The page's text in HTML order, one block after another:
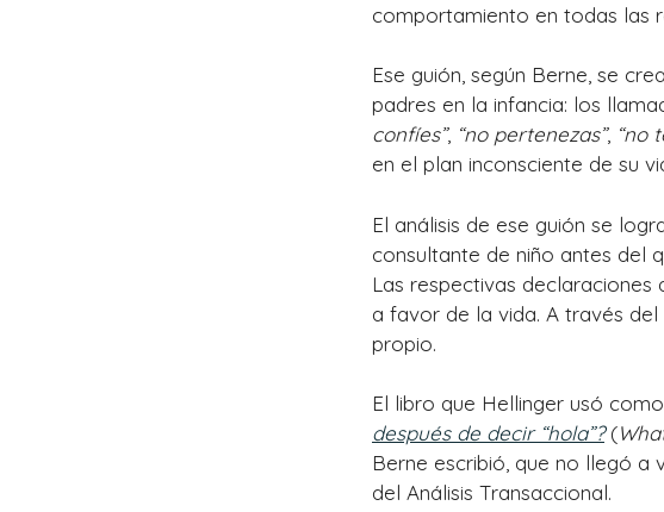
comportamiento en todas las
Ese guión, según Berne, se
padres en la infancia: los
confíes”, “no pertenezas”, “no
en el plan inconsciente de su
El análisis de ese guión se
consultante de niño antes del
Las respectivas declaraciones
a favor de la vida. A través
propio.
El libro que Hellinger usó
después de decir “hola”?(
Berne escribió, que no llegó a
del Análisis Transaccional.